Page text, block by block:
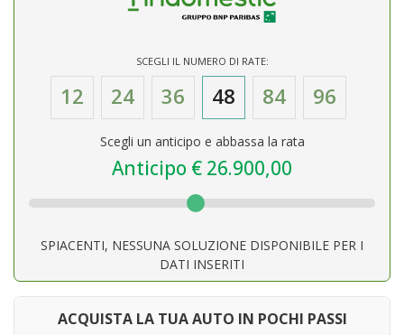
SCEGLI IL NUMERO DI RATE:
12 24 36 48 84 96
Scegli un anticipo e abbassa la rata
Anticipo € 26.900,00
SPIACENTI, NESSUNA SOLUZIONE DISPONIBILE PER I
DATI INSERITI
ACQUISTA LA TUA AUTO IN POCHI PASSI